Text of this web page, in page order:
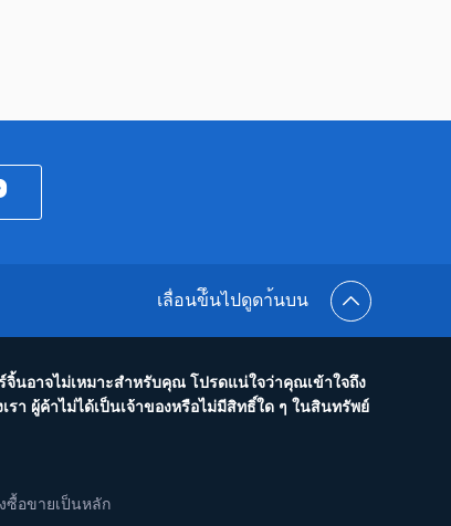
เลื่อนข้ึนไปดูดา้นบน
นอาจไม่เหมาะสำหรับคุณ โปรดแน่ใจว่าคุณเข้าใจถึง
า ผู้ค้าไม่ได้เป็นเจ้าของหรือไม่มีสิทธิ์ใด ๆ ในสินทรัพย์
ซื้อขายเป็นหลัก